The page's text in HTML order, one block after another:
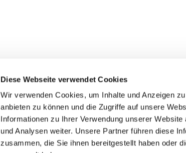
Diese Webseite verwendet Cookies
Wir verwenden Cookies, um Inhalte und Anzeigen
anbieten zu können und die Zugriffe auf unsere
Informationen zu Ihrer Verwendung unserer
und Analysen weiter. Unsere Partner führen diese
zusammen, die Sie ihnen bereitgestellt haben oder